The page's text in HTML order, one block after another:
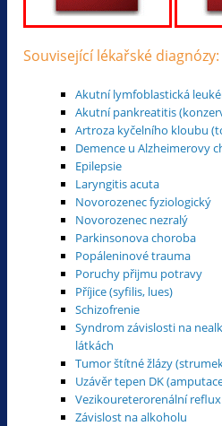
Související lékařské diagnózy:
Akutní lymfoblastická
Akutní pankreatitis
Artroza kyčelního kloubu
Demence u Alzheimerovy
Epilepsie
Laryngitis acuta
Novorozenec fyziologický
Novorozenec nezralý
Parkinsonova choroba
Popáleninové trauma
Poruchy přijmu potravy
Příjice (syfilis, lues)
Schizofrenie
Syndrom závislosti na
látkách
Tumor štítné žlázy
Uzávěr tepen DK
Vezikoureterorenální reflux
Závislost na alkoholu